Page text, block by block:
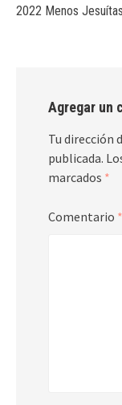
2022 Menos Jesuítas
Agregar un
Tu dirección
publicada.
marcados *
Comentario *